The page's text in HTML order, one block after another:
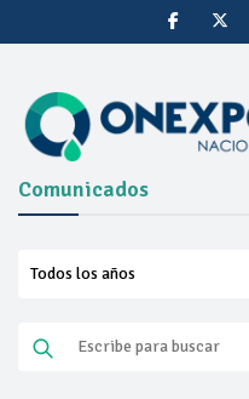
Comunicados